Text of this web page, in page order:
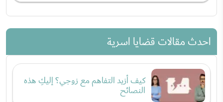
احدث مقالات قضايا اسرية
كيف أزيد التفاهم مع زوجي؟ إليكِ هذه
النصائح